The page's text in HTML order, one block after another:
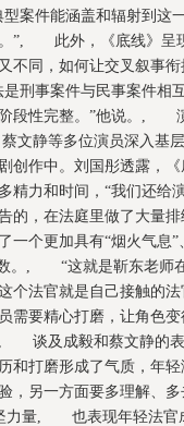
案件能涵盖和辐射到这
”, 此外，《底线》呈
不同，如何让交叉叙事
刑事案件与民事案件相
阶段性完整。”他说。
静等多位演员深入基
创作中。刘国彤透露，
精力和时间，“我们还给
的，在法庭里做了大
一个更加具有“烟火气息
。, “这就是靳东老师
个法官就是自己接触的
需要精心打磨，让角色
谈及成毅和蔡文静的表
和打磨形成了气质，年
，另一方面要多理解、
力量, 也表现年轻法